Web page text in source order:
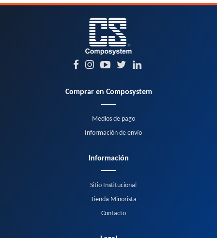
Comprar en Composystem
Medios de pago
Información de envío
Información
Sitio Institucional
Tienda Minorista
Contacto